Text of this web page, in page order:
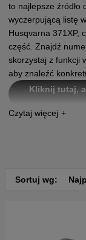
to najlepsze źródło
wyczerpującą listę
Husqvarna 371XP,
część. Znajdź
skorzystaj z funkcji
aby znaleźć
Kliknij tutaj,
Sortuj wg: